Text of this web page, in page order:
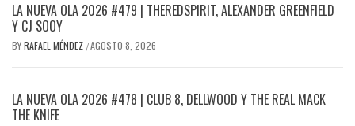
LA NUEVA OLA 2026 #479 | THEREDSPIRIT, ALEXANDER GREENFIELD
Y CJ SOOY
BYRAFAEL MÉNDEZ /AGOSTO 8, 2026
LA NUEVA OLA 2026 #478 | CLUB 8, DELLWOOD Y THE REAL MACK
THE KNIFE